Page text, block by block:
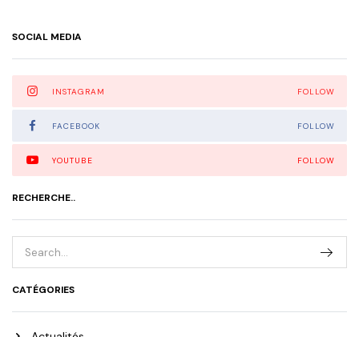
SOCIAL MEDIA
INSTAGRAM FOLLOW
FACEBOOK FOLLOW
YOUTUBE FOLLOW
RECHERCHE..
CATÉGORIES